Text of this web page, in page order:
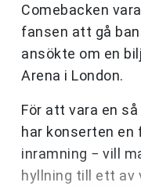
Comebacken
fansen att gå
ansökte om en
Arena i London.
För att vara en
har konserten en
inramning − vill
hyllning till ett av